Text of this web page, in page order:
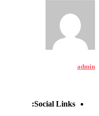
admin
Social Links: